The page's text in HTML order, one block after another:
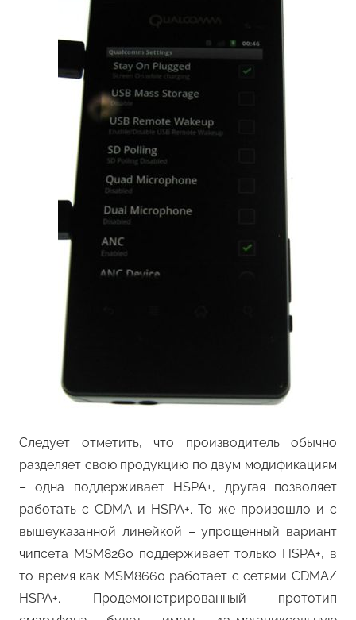
Следует отметить, что производитель обычно
разделяет свою продукцию по двум модификациям
– одна поддерживает HSPA+, другая позволяет
работать с CDMA и HSPA+. То же произошло и с
вышеуказанной линейкой – упрощенный вариант
чипсета MSM8260 поддерживает только HSPA+, в
то время как MSM8660 работает с сетями CDMA/
HSPA+. Продемонстрированный прототип